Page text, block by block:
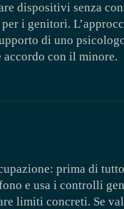
dispositivi senza
per i genitori.
di uno
accordo con il minore.
prima di
e usa i controlli
limiti concreti. Se